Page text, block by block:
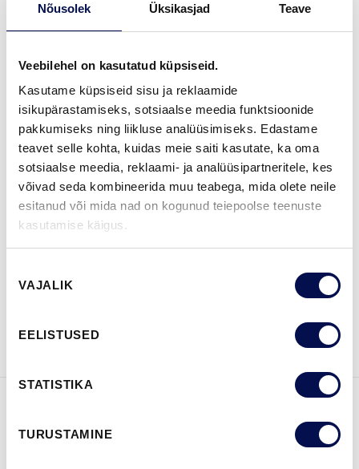
Nõusolek Üksikasjad Teave
Veebilehel on kasutatud küpsiseid.
Kasutame küpsiseid sisu ja reklaamide
isikupärastamiseks, sotsiaalse meedia funktsioonide
pakkumiseks ning liikluse analüüsimiseks. Edastame
teavet selle kohta, kuidas meie saiti kasutate, ka oma
sotsiaalse meedia, reklaami- ja analüüsipartneritele, kes
võivad seda kombineerida muu teabega, mida olete neile
esitanud või mida nad on kogunud teiepoolse teenuste
kasutamise käigus.
valik
VAJALIK
EELISTUSED
STATISTIKA
TURUSTAMINE
MÕÕDUD
LEIA EDASIMÜÜJA
BROŠÜÜRE
ühendust